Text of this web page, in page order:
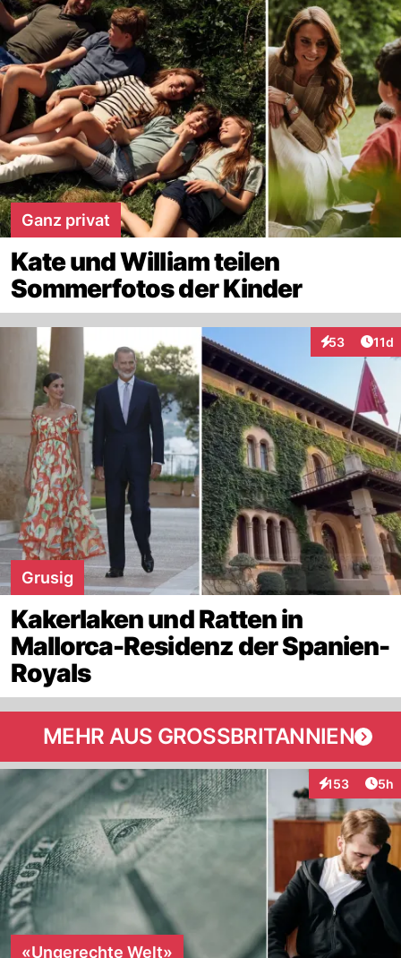
Ganz privat
Kate und William teilen
Sommerfotos der Kinder
53
Interaktionen
11d
Grusig
Kakerlaken und Ratten in
Mallorca-Residenz der Spanien-
Royals
MEHR AUS GROSSBRITANNIEN
153
Interaktionen
5h
«Ungerechte Welt»